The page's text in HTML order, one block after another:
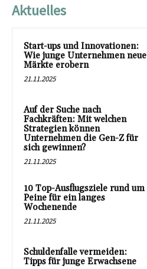
Aktuelles
Start-ups und Innovationen:
Wie junge Unternehmen neue
Märkte erobern
21.11.2025
Auf der Suche nach
Fachkräften: Mit welchen
Strategien können
Unternehmen die Gen-Z für
sich gewinnen?
21.11.2025
10 Top-Ausflugsziele rund um
Peine für ein langes
Wochenende
21.11.2025
Schuldenfalle vermeiden:
Tipps für junge Erwachsene